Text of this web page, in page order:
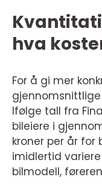
hva
For å gi mer
Ifølge tall fra
bileiere i
kroner per år for
imidlertid
bilmodell,